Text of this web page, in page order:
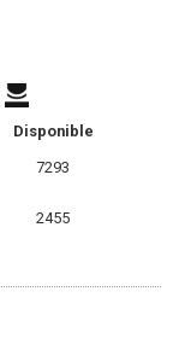
Disponible
7293
2455